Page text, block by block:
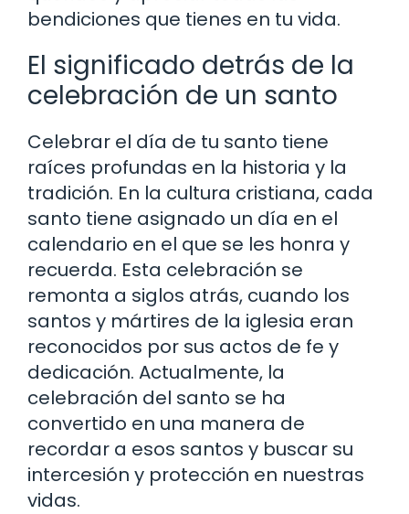
bendiciones que tienes en tu vida.
El significado detrás de la
celebración de un santo
Celebrar el día de tu santo tiene
raíces profundas en la historia y la
tradición. En la cultura cristiana, cada
santo tiene asignado un día en el
calendario en el que se les honra y
recuerda. Esta celebración se
remonta a siglos atrás, cuando los
santos y mártires de la iglesia eran
reconocidos por sus actos de fe y
dedicación. Actualmente, la
celebración del santo se ha
convertido en una manera de
recordar a esos santos y buscar su
intercesión y protección en nuestras
vidas.